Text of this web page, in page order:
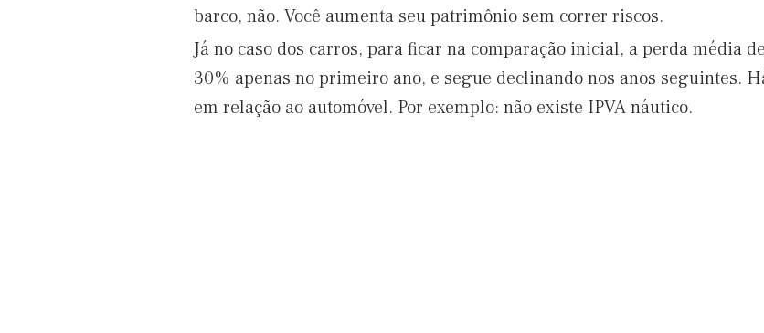
barco, não. Você aumenta seu patrimônio sem correr riscos.
Já no caso dos carros, para ficar na comparação inicial, a perda média
30% apenas no primeiro ano, e segue declinando nos anos seguintes.
em relação ao automóvel. Por exemplo: não existe IPVA náutico.